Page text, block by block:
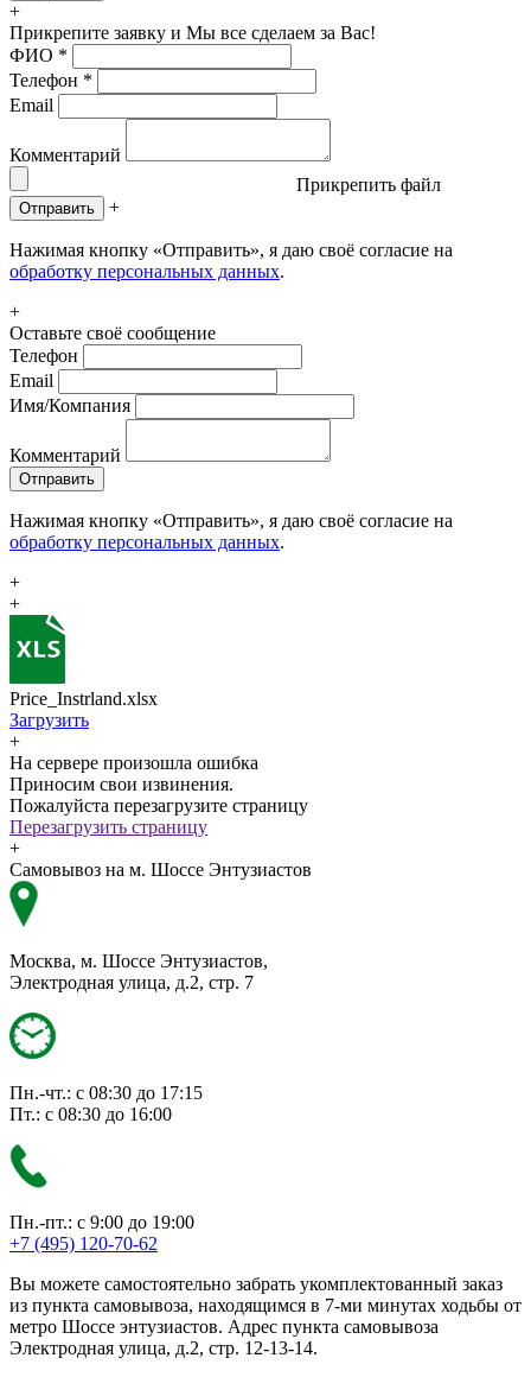
+
Прикрепите заявку и Мы все сделаем за Вас!
ФИО *
Телефон *
Email
Комментарий
Прикрепить файл
Отправить +
Нажимая кнопку «Отправить», я даю своё согласие на
обработку персональных данных.
+
Оставьте своё сообщение
Телефон
Email
Имя/Компания
Комментарий
Отправить
Нажимая кнопку «Отправить», я даю своё согласие на
обработку персональных данных.
+
+
Price_Instrland.xlsx
Загрузить
+
На сервере произошла ошибка
Приносим свои извинения.
Пожалуйста перезагрузите страницу
Перезагрузить страницу
+
Самовывоз на м. Шоссе Энтузиастов
Москва, м. Шоссе Энтузиастов,
Электродная улица, д.2, стр. 7
Пн.-чт.: с 08:30 до 17:15
Пт.: с 08:30 до 16:00
Пн.-пт.: с 9:00 до 19:00
+7 (495) 120-70-62
Вы можете самостоятельно забрать укомплектованный заказ
из пункта самовывоза, находящимся в 7-ми минутах ходьбы от
метро Шоссе энтузиастов. Адрес пункта самовывоза
Электродная улица, д.2, стр. 12-13-14.